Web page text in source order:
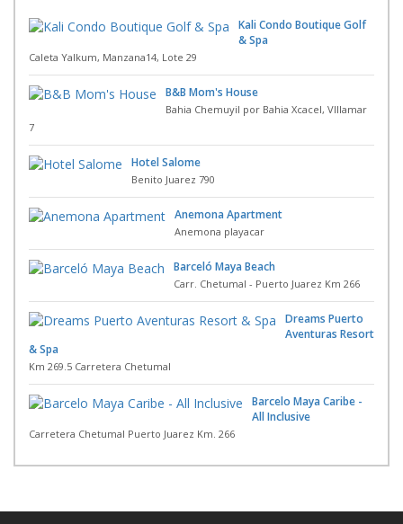
Kali Condo Boutique Golf
& Spa
Caleta Yalkum, Manzana14, Lote 29
B&B Mom's House
Bahia Chemuyil por Bahia Xcacel, VIllamar
7
Hotel Salome
Benito Juarez 790
Anemona Apartment
Anemona playacar
Barceló Maya Beach
Carr. Chetumal - Puerto Juarez Km 266
Dreams Puerto
Aventuras Resort
& Spa
Km 269.5 Carretera Chetumal
Barcelo Maya Caribe -
All Inclusive
Carretera Chetumal Puerto Juarez Km. 266